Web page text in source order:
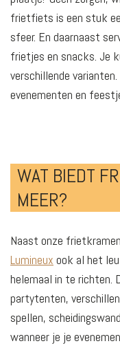
frietfiets is een stuk
sfeer. En daarnaast
frietjes en snacks. Je
verschillende
evenementen en
WAT BIEDT
MEER?
Naast onze
Lumineux ook al het
helemaal in te richten.
partytenten,
spellen,
wanneer je je